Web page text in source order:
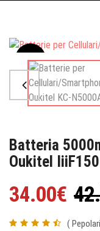
Sale
Batteria
Oukitel
34.00€
(